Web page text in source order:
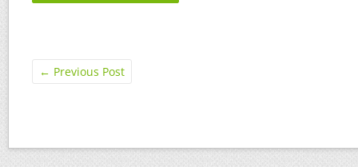
← Previous Post